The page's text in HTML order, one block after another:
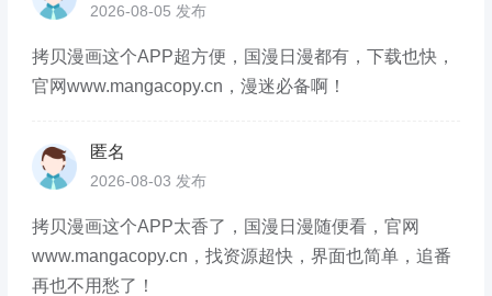
2026-08-05 发布
拷贝漫画这个APP超方便，国漫日漫都有，下载也快，
官网www.mangacopy.cn，漫迷必备啊！
匿名
2026-08-03 发布
拷贝漫画这个APP太香了，国漫日漫随便看，官网
www.mangacopy.cn，找资源超快，界面也简单，追番
再也不用愁了！